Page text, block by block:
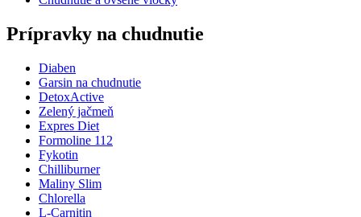
Prípravky na chudnutie
Diaben
Garsin na chudnutie
DetoxActive
Zelený jačmeň
Expres Diet
Formoline 112
Fykotin
Chilliburner
Maliny Slim
Chlorella
L-Carnitin